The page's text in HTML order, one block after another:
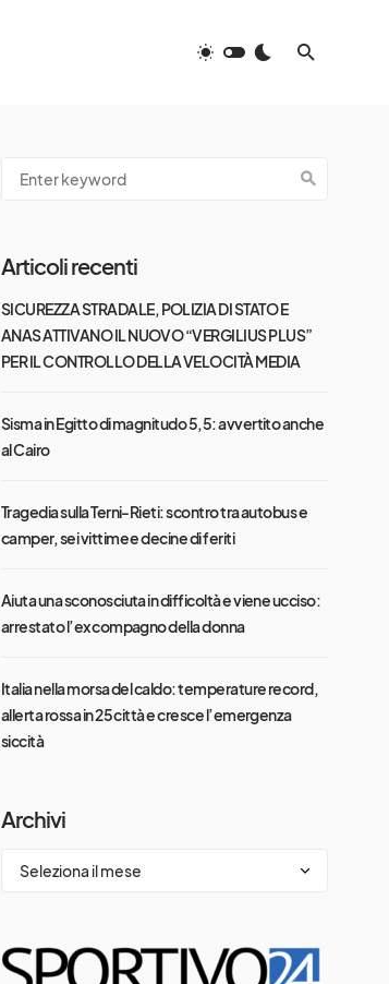
Articoli recenti
SICUREZZA STRADALE, POLIZIA DI STATO E
ANAS ATTIVANO IL NUOVO “VERGILIUS PLUS”
PER IL CONTROLLO DELLA VELOCITÀ MEDIA
Sisma in Egitto di magnitudo 5,5: avvertito anche
al Cairo
Tragedia sulla Terni-Rieti: scontro tra autobus e
camper, sei vittime e decine di feriti
Aiuta una sconosciuta in difficoltà e viene ucciso:
arrestato l’ex compagno della donna
Italia nella morsa del caldo: temperature record,
allerta rossa in 25 città e cresce l’emergenza
siccità
Archivi